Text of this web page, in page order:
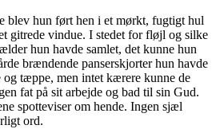
blev hun ført hen i et mørkt, fugtigt hul
gitrede vindue. I stedet for fløjl og silke
hun havde samlet, det kunne hun
brændende panserskjorter hun havde
tæppe, men intet kærere kunne de
fat på sit arbejde og bad til sin Gud.
spotteviser om hende. Ingen sjæl
ord.